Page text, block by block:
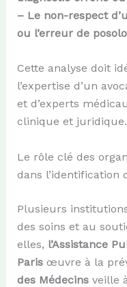
– Le non-respect
ou l’erreur de
Cette analyse doit
l’expertise d’un
et d’experts
clinique et juridique.
Le rôle clé des
dans l’identification
Plusieurs
des soins et au
elles, l’Assistance
Parisœuvre à la
des Médecinsveille